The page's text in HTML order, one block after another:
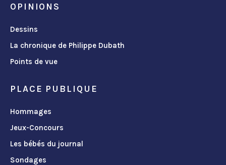
OPINIONS
Dessins
La chronique de Philippe Dubath
Points de vue
PLACE PUBLIQUE
Hommages
Jeux-Concours
Les bébés du journal
Sondages